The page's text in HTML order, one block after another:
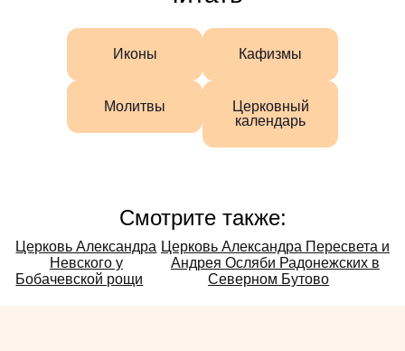
Иконы Кафизмы
Молитвы
Церковный
календарь
Смотрите также:
Смотрите
также:
Церковь Александра
Невского у
Бобачевской рощи
Церковь Александра Пересвета и
Андрея Осляби Радонежских в
Северном Бутово